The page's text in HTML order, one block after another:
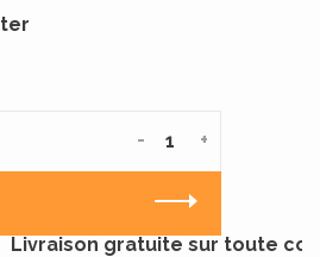
+
-
Livraison gratuite sur toute